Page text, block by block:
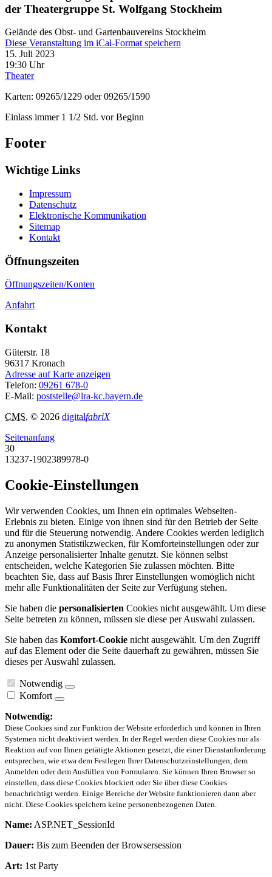
der Theatergruppe St. Wolfgang Stockheim
Gelände des Obst- und Gartenbauvereins Stockheim
Diese Veranstaltung im iCal-Format speichern
15. Juli 2023
19:30 Uhr
Theater
Karten: 09265/1229 oder 09265/1590
Einlass immer 1 1/2 Std. vor Beginn
Footer
Wichtige Links
Impressum
Datenschutz
Elektronische Kommunikation
Sitemap
Kontakt
Öffnungszeiten
Öffnungszeiten/Konten
Anfahrt
Kontakt
Güterstr. 18
96317 Kronach
Adresse auf Karte anzeigen
Telefon: 09261 678-0
E-Mail: poststelle@lra-kc.bayern.de
CMS, © 2026 digitalfabriX
Seitenanfang
30
13237-1902389978-0
Cookie-Einstellungen
Wir verwenden Cookies, um Ihnen ein optimales Webseiten-
Erlebnis zu bieten. Einige von ihnen sind für den Betrieb der Seite
und für die Steuerung notwendig. Andere Cookies werden lediglich
zu anonymen Statistikzwecken, für Komforteinstellungen oder zur
Anzeige personalisierter Inhalte genutzt. Sie können selbst
entscheiden, welche Kategorien Sie zulassen möchten. Bitte
beachten Sie, dass auf Basis Ihrer Einstellungen womöglich nicht
mehr alle Funktionalitäten der Seite zur Verfügung stehen.
Sie haben die personalisierten Cookies nicht ausgewählt. Um diese
Seite betreten zu können, müssen sie diese per Auswahl zulassen.
Sie haben das Komfort-Cookie nicht ausgewählt. Um den Zugriff
auf das Element oder die Seite dauerhaft zu gewähren, müssen Sie
dieses per Auswahl zulassen.
Notwendig
Komfort
Notwendig:
Diese Cookies sind zur Funktion der Website erforderlich und können in Ihren
Systemen nicht deaktiviert werden. In der Regel werden diese Cookies nur als
Reaktion auf von Ihnen getätigte Aktionen gesetzt, die einer Dienstanforderung
entsprechen, wie etwa dem Festlegen Ihrer Datenschutzeinstellungen, dem
Anmelden oder dem Ausfüllen von Formularen. Sie können Ihren Browser so
einstellen, dass diese Cookies blockiert oder Sie über diese Cookies
benachrichtigt werden. Einige Bereiche der Website funktionieren dann aber
nicht. Diese Cookies speichern keine personenbezogenen Daten.
Name: ASP.NET_SessionId
Dauer: Bis zum Beenden der Browsersession
Art: 1st Party